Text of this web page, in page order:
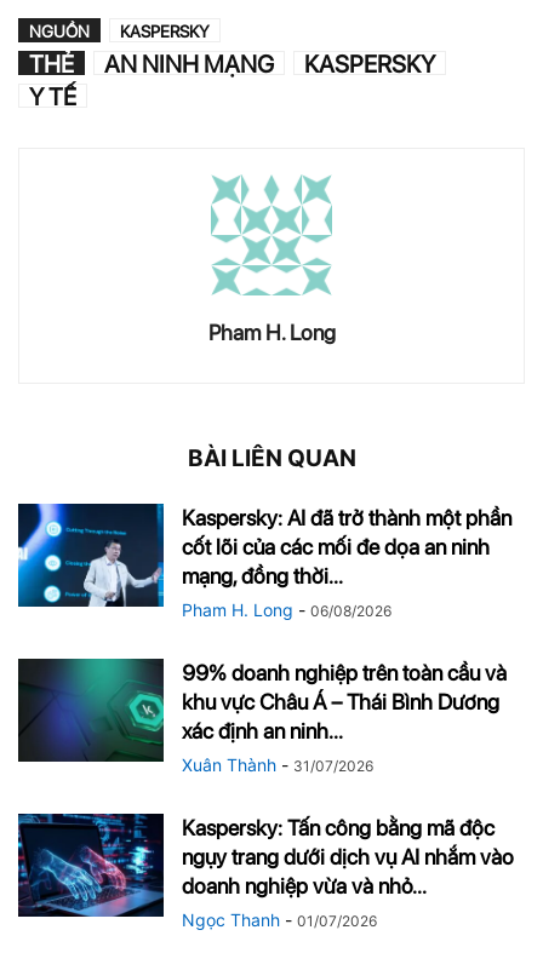
NGUỒN KASPERSKY
THẺ AN NINH MẠNG
KASPERSKY
Y TẾ
Pham H. Long
BÀI LIÊN QUAN
Kaspersky: AI đã trở thành một phần
cốt lõi của các mối đe dọa an ninh
mạng, đồng thời...
Pham H. Long - 06/08/2026
99% doanh nghiệp trên toàn cầu và
khu vực Châu Á – Thái Bình Dương
xác định an ninh...
Xuân Thành - 31/07/2026
Kaspersky: Tấn công bằng mã độc
ngụy trang dưới dịch vụ AI nhắm vào
doanh nghiệp vừa và nhỏ...
Ngọc Thanh - 01/07/2026